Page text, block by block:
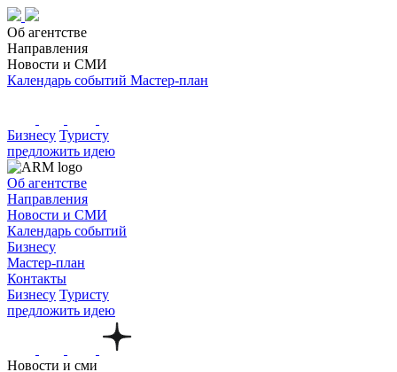
Об агентстве
Направления
Новости и СМИ
Календарь событий Мастер-план
Бизнесу Туристу
предложить идею
Об агентстве
Направления
Новости и СМИ
Календарь событий
Бизнесу
Мастер-план
Контакты
Бизнесу Туристу
предложить идею
Новости и сми